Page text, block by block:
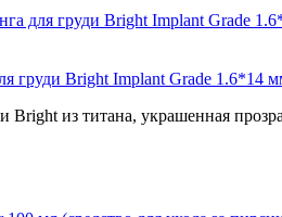
груди Bright Implant Grade 1.6*14
Bright из титана, украшенная